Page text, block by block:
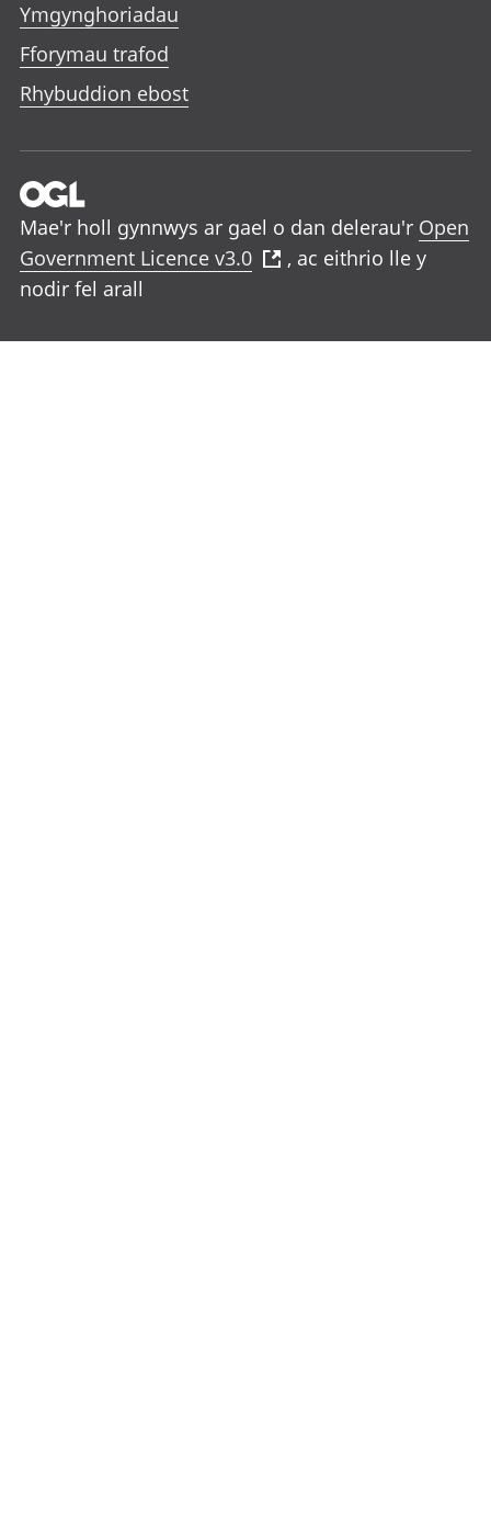
Ymgynghoriadau
Fforymau trafod
Rhybuddion ebost
Mae'r holl gynnwys ar gael o dan delerau'r Open
Government Licence v3.0
, ac eithrio lle y
nodir fel arall